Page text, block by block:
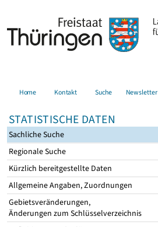
Home Kontakt Suche Newsletter
STATISTISCHE DATEN
Sachliche Suche
Regionale Suche
Kürzlich bereitgestellte Daten
Allgemeine Angaben, Zuordnungen
Gebietsveränderungen,
Änderungen zum Schlüsselverzeichnis